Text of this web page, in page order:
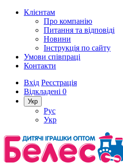
Клієнтам
Про компанію
Питання та відповіді
Новини
Інструкція по сайту
Умови співпраці
Контакти
Вхід Реєстрація
Відкладені 0
Укр
Рус
Укр